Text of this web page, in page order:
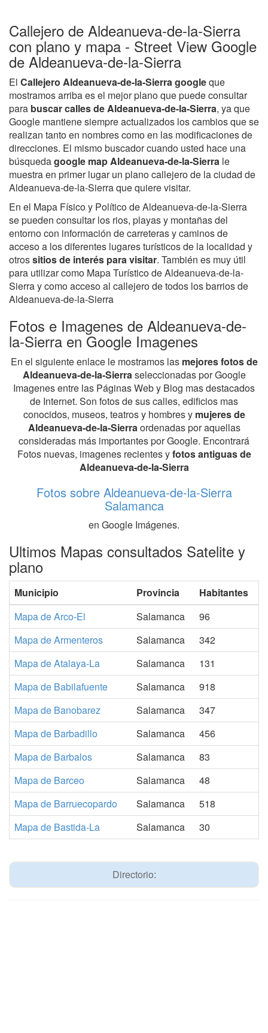
Callejero de Aldeanueva-de-la-Sierra
con plano y mapa - Street View Google
de Aldeanueva-de-la-Sierra
El Callejero Aldeanueva-de-la-Sierra googleque
mostramos arriba es el mejor plano que puede consultar
para buscar calles de Aldeanueva-de-la-Sierra, ya que
Google mantiene siempre actualizados los cambios que se
realizan tanto en nombres como en las modificaciones de
direcciones. El mismo buscador cuando usted hace una
búsquedagoogle map Aldeanueva-de-la-Sierra le
muestra en primer lugar un plano callejero de la ciudad de
Aldeanueva-de-la-Sierra que quiere visitar.
En el Mapa Físico y Político de Aldeanueva-de-la-Sierra
se pueden consultar los rios, playas y montañas del
entorno con información de carreteras y caminos de
acceso a los diferentes lugares turísticos de la localidad y
otrossitios de interés para visitar. También es muy útil
para utilizar como Mapa Turístico de Aldeanueva-de-la-
Sierra y como acceso al callejero de todos los barrios de
Aldeanueva-de-la-Sierra
Fotos e Imagenes de Aldeanueva-de-
la-Sierra en Google Imagenes
En el siguiente enlace le mostramos las mejores fotos de
Aldeanueva-de-la-Sierraseleccionadas por Google
Imagenes entre las Páginas Web y Blog mas destacados
de Internet. Son fotos de sus calles, edificios mas
conocidos, museos, teatros y hombres y mujeres de
Aldeanueva-de-la-Sierraordenadas por aquellas
consideradas más importantes por Google. Encontrará
Fotos nuevas, imagenes recientes yfotos antiguas de
Aldeanueva-de-la-Sierra
Fotos sobre Aldeanueva-de-la-Sierra
Salamanca
en Google Imágenes.
Ultimos Mapas consultados Satelite y
plano
Municipio Provincia
Habitantes
Mapa de Arco-El
Salamanca
96
Mapa de Armenteros
Salamanca
342
Mapa de Atalaya-La
Salamanca
131
Mapa de Babilafuente
Salamanca
918
Mapa de Banobarez
Salamanca
347
Mapa de Barbadillo
Salamanca
456
Mapa de Barbalos
Salamanca
83
Mapa de Barceo
Salamanca
48
Mapa de Barruecopardo
Salamanca
518
Mapa de Bastida-La
Salamanca 30
Directorio: